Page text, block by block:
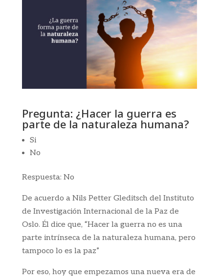
Pregunta: ¿Hacer la guerra es
parte de la naturaleza humana?
Si
No
Respuesta: No
De acuerdo a Nils Petter Gleditsch del Instituto
de Investigación Internacional de la Paz de
Oslo. Él dice que, “Hacer la guerra no es una
parte intrínseca de la naturaleza humana, pero
tampoco lo es la paz”
Por eso, hoy que empezamos una nueva era de